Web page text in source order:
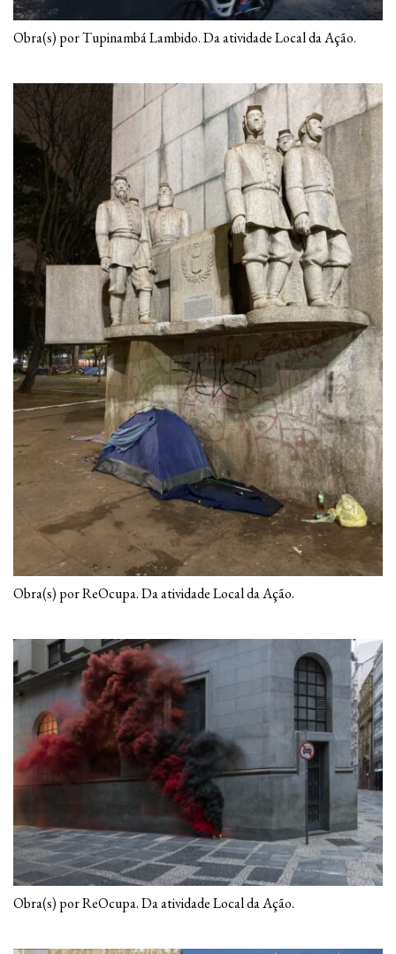
Obra(s) por Tupinambá Lambido. Da atividade Local da Ação.
Obra(s) por ReOcupa. Da atividade Local da Ação.
Obra(s) por ReOcupa. Da atividade Local da Ação.